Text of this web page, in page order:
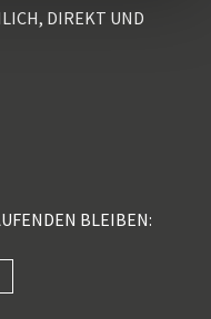
DIREKT UND
BLEIBEN: